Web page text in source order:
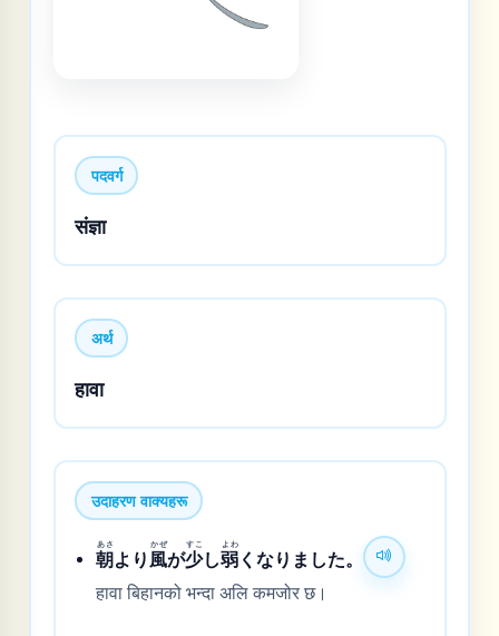
पदवर्ग
संज्ञा
अर्थ
हावा
उदाहरण वाक्यहरू
朝
あさ
より 風
かぜ
が少
すこ
し弱
よわ
くなりました。
हावा बिहानको भन्दा अलि कमजोर छ।